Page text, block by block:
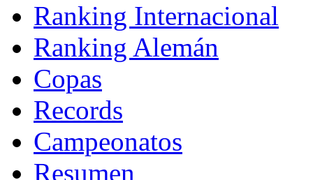
Ranking Internacional
Ranking Alemán
Copas
Records
Campeonatos
Resumen